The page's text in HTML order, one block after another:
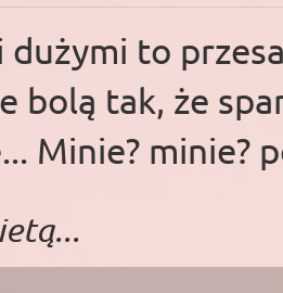
dużymi to
bolą tak, że
Minie? minie?